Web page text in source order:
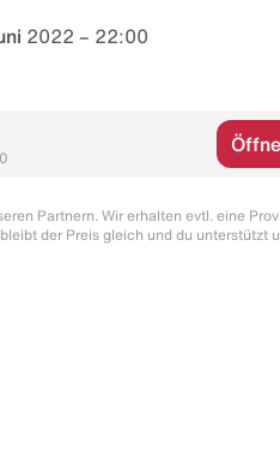
2022 – 22:00
Partnern. Wir erhalten evtl. eine
der Preis gleich und du unterstützt